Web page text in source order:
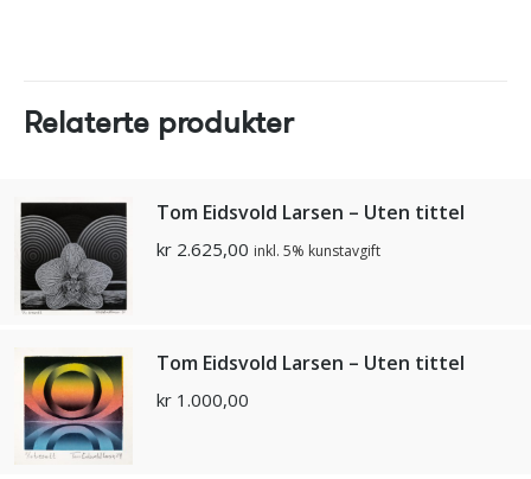
Relaterte produkter
Tom Eidsvold Larsen – Uten tittel
kr 2.625,00 inkl. 5% kunstavgift
Tom Eidsvold Larsen – Uten tittel
kr 1.000,00